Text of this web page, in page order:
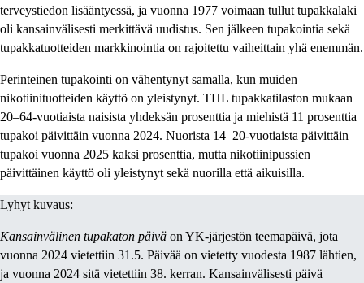
terveystiedon lisääntyessä, ja vuonna 1977 voimaan tullut tupakkalaki
oli kansainvälisesti merkittävä uudistus. Sen jälkeen tupakointia sekä
tupakkatuotteiden markkinointia on rajoitettu vaiheittain yhä enemmän.
Perinteinen tupakointi on vähentynyt samalla, kun muiden
nikotiinituotteiden käyttö on yleistynyt. THL tupakkatilaston mukaan
20–64-vuotiaista naisista yhdeksän prosenttia ja miehistä 11 prosenttia
tupakoi päivittäin vuonna 2024. Nuorista 14–20-vuotiaista päivittäin
tupakoi vuonna 2025 kaksi prosenttia, mutta nikotiinipussien
päivittäinen käyttö oli yleistynyt sekä nuorilla että aikuisilla.
Lyhyt kuvaus:
Kansainvälinen tupakaton päivä on YK-järjestön teemapäivä, jota
vuonna 2024 vietettiin 31.5. Päivää on vietetty vuodesta 1987 lähtien,
ja vuonna 2024 sitä vietettiin 38. kerran. Kansainvälisesti päivä